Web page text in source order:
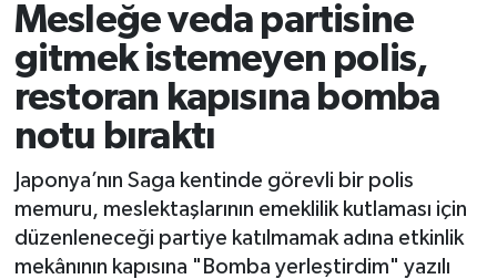
Mesleğe veda partisine
gitmek istemeyen polis,
restoran kapısına bomba
notu bıraktı
Japonya’nın Saga kentinde görevli bir polis
memuru, meslektaşlarının emeklilik kutlaması için
düzenleneceği partiye katılmamak adına etkinlik
mekânının kapısına "Bomba yerleştirdim" yazılı
Asayiş
Bilim - Teknoloji
Çevre - İklim
Dünya
Kültür - Sanat
Trafik Durumu
Süper Lig Puan Durumu ve Fikstür
Tüm Manşetler
Son Dakika Haberleri